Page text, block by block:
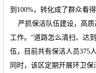
到100%，转化成了群众看
严抓保洁队伍建设，高质
工作。“道路怎么清扫、达
伍，目前共有保洁人员375
同时，该区定期开展环卫